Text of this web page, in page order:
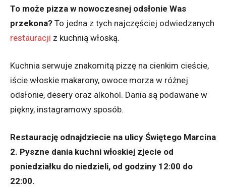
To może pizza w nowoczesnej odsłonie Was
przekona? To jedna z tych najczęściej odwiedzanych
restauracji z kuchnią włoską.
Kuchnia serwuje znakomitą pizzę na cienkim cieście,
iście włoskie makarony, owoce morza w różnej
odsłonie, desery oraz alkohol. Dania są podawane w
piękny, instagramowy sposób.
Restaurację odnajdziecie na ulicy Świętego Marcina
2. Pyszne dania kuchni włoskiej zjecie od
poniedziałku do niedzieli, od godziny 12:00 do
22:00.